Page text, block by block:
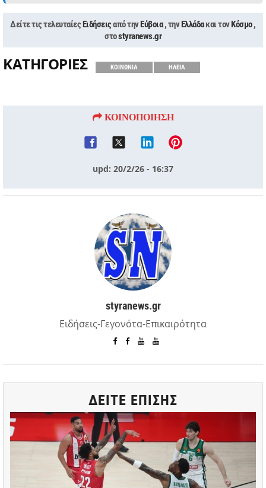
Δείτε τις τελευταίεςΕιδήσειςαπό τηνΕύβοια , τηνΕλλάδακαι τονΚόσμο,
στοstyranews.gr
ΚΑΤΗΓΟΡΙΕΣ ΚΟΙΝΩΝΙΑ ΗΛΕΙΑ
ΚΟΙΝΟΠΟΙΗΣΗ
upd: 20/2/26 - 16:37
styranews.gr
Ειδήσεις-Γεγονότα-Επικαιρότητα
ΔΕΙΤΕ ΕΠΙΣΗΣ